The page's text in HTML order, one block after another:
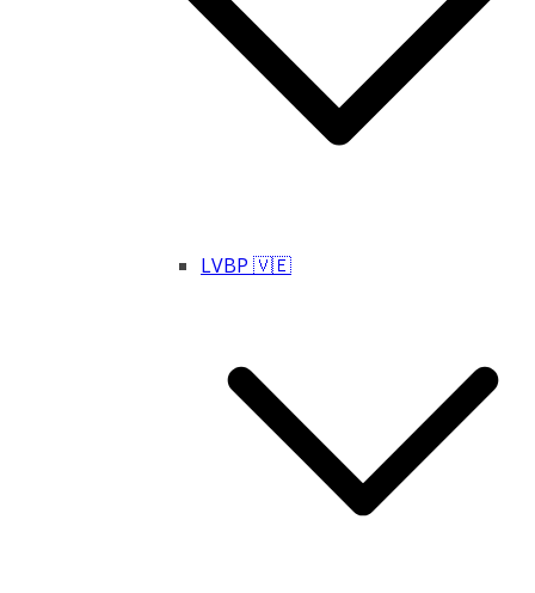
LVBP 🇻🇪